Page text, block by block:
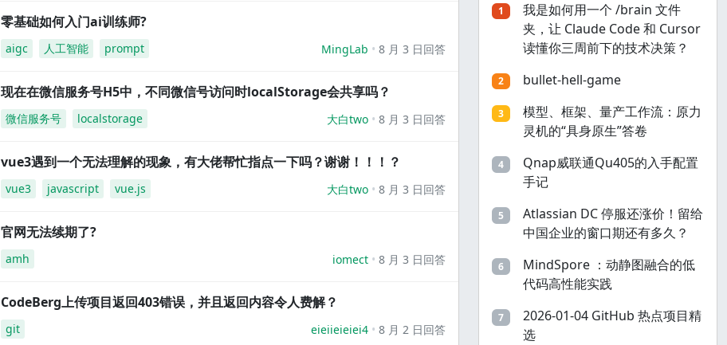
零基础如何入门ai训练师?
aigc 人工智能 prompt MingLab 8 月 3 日回答
现在在微信服务号H5中，不同微信号访问时localStorage会共享吗？
微信服务号 localstorage 大白two 8 月 3 日回答
vue3遇到一个无法理解的现象，有大佬帮忙指点一下吗？谢谢！！！？
vue3 javascript vue.js 大白two 8 月 3 日回答
官网无法续期了?
amh iomect 8 月 3 日回答
CodeBerg上传项目返回403错误，并且返回内容令人费解？
git eieiieieiei4 8 月 2 日回答
1
我是如何用一个 /brain 文件
夹，让 Claude Code 和 Cursor
读懂你三周前下的技术决策？
2 bullet-hell-game
3
模型、框架、量产工作流：原力
灵机的“具身原生”答卷
4
Qnap威联通Qu405的入手配置
手记
5
Atlassian DC 停服还涨价！留给
中国企业的窗口期还有多久？
6
MindSpore ：动静图融合的低
代码高性能实践
7
2026-01-04 GitHub 热点项目精
选